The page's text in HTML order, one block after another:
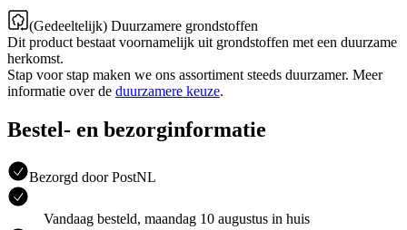
(Gedeeltelijk) Duurzamere grondstoffen
Dit product bestaat voornamelijk uit grondstoffen met een duurzame
herkomst.
Stap voor stap maken we ons assortiment steeds duurzamer. Meer
informatie over de duurzamere keuze.
Bestel- en bezorginformatie
Bezorgd door PostNL
Vandaag besteld, maandag 10 augustus in huis